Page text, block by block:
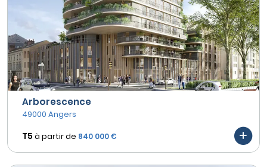
Arborescence
49000 Angers
T5 à partir de 840 000 €